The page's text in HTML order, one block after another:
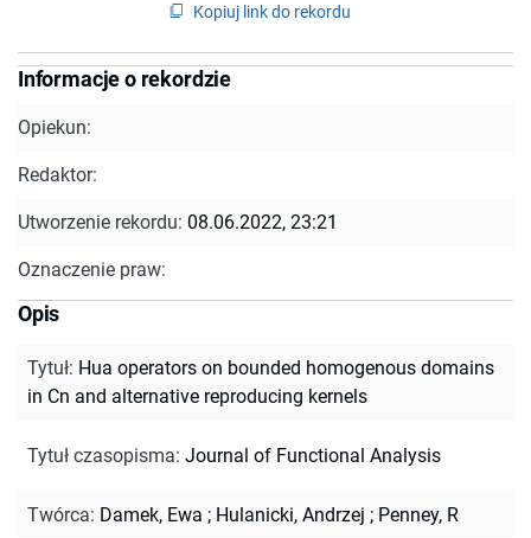
Kopiuj link do rekordu
Informacje o rekordzie
Opiekun:
Redaktor:
Utworzenie rekordu: 08.06.2022, 23:21
Oznaczenie praw:
Opis
Tytuł: Hua operators on bounded homogenous domains
in Cn and alternative reproducing kernels
Tytuł czasopisma: Journal of Functional Analysis
Twórca: Damek, Ewa ; Hulanicki, Andrzej ; Penney, R